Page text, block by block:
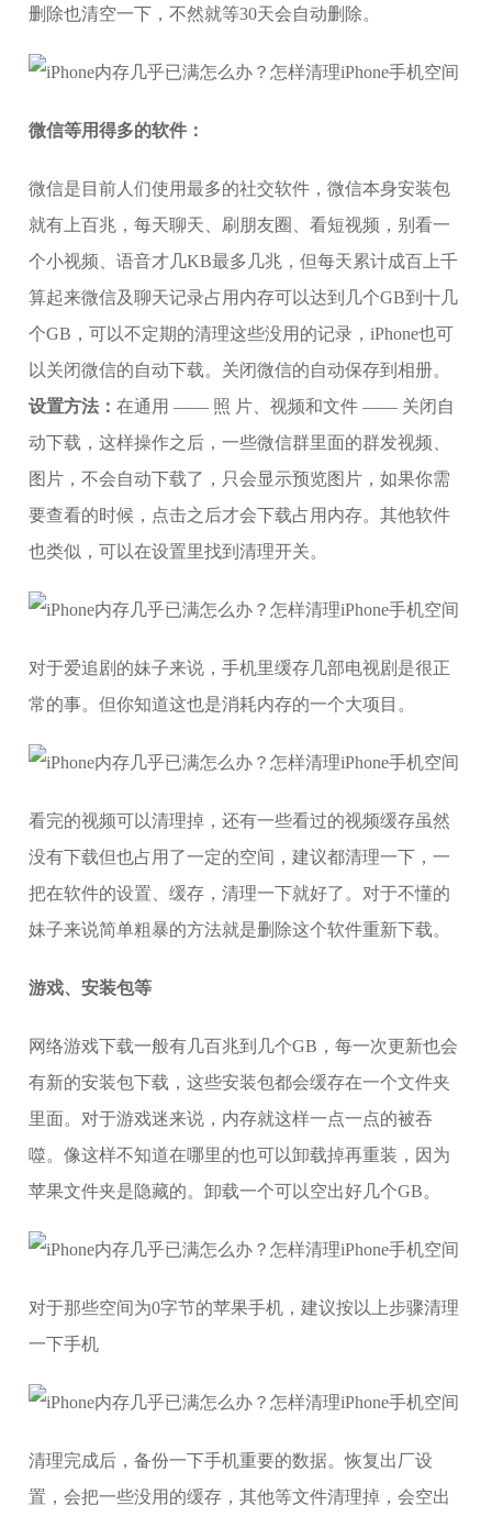
删除也清空一下，不然就等30天会自动删除。
微信等用得多的软件：
微信是目前人们使用最多的社交软件，微信本身安装包
就有上百兆，每天聊天、刷朋友圈、看短视频，别看一
个小视频、语音才几KB最多几兆，但每天累计成百上千
算起来微信及聊天记录占用内存可以达到几个GB到十几
个GB，可以不定期的清理这些没用的记录，iPhone也可
以关闭微信的自动下载。关闭微信的自动保存到相册。
设置方法：在通用 —— 照 片、视频和文件 —— 关闭自
动下载，这样操作之后，一些微信群里面的群发视频、
图片，不会自动下载了，只会显示预览图片，如果你需
要查看的时候，点击之后才会下载占用内存。其他软件
也类似，可以在设置里找到清理开关。
对于爱追剧的妹子来说，手机里缓存几部电视剧是很正
常的事。但你知道这也是消耗内存的一个大项目。
看完的视频可以清理掉，还有一些看过的视频缓存虽然
没有下载但也占用了一定的空间，建议都清理一下，一
把在软件的设置、缓存，清理一下就好了。对于不懂的
妹子来说简单粗暴的方法就是删除这个软件重新下载。
游戏、安装包等
网络游戏下载一般有几百兆到几个GB，每一次更新也会
有新的安装包下载，这些安装包都会缓存在一个文件夹
里面。对于游戏迷来说，内存就这样一点一点的被吞
噬。像这样不知道在哪里的也可以卸载掉再重装，因为
苹果文件夹是隐藏的。卸载一个可以空出好几个GB。
对于那些空间为0字节的苹果手机，建议按以上步骤清理
一下手机
清理完成后，备份一下手机重要的数据。恢复出厂设
置，会把一些没用的缓存，其他等文件清理掉，会空出